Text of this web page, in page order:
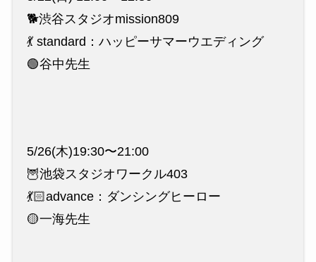
🐕渋谷スタジオmission809
💃 standard：ハッピーサマーウエディング
🟢谷中先生
5/26(木)19:30〜21:00
🦉池袋スタジオワークル403
💃🏻advance：ダンシングヒーロー
🟡一海先生